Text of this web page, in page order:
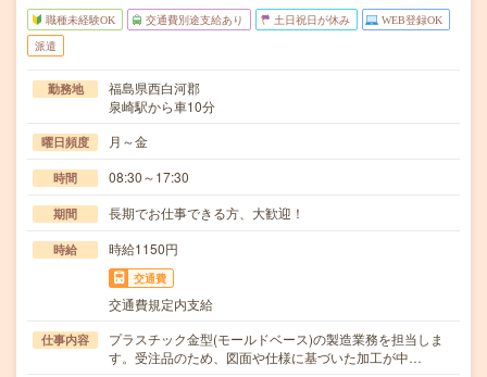
職種未経験OK 交通費別途支給あり 土日祝日が休み WEB登録OK
派遣
勤務地
福島県西白河郡
泉崎駅から車10分
曜日頻度 月～金
時間 08:30～17:30
期間 長期でお仕事できる方、大歓迎！
時給 時給1150円
交通費
交通費規定内支給
仕事内容
プラスチック金型(モールドベース)の製造業務を担当しま
す。受注品のため、図面や仕様に基づいた加工が中…